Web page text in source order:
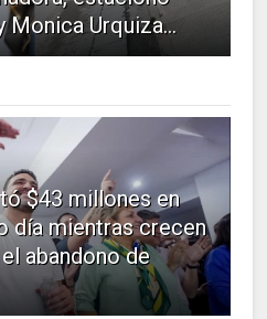
Monica Urquiza...
$43 millones en
día mientras crecen
abandono de